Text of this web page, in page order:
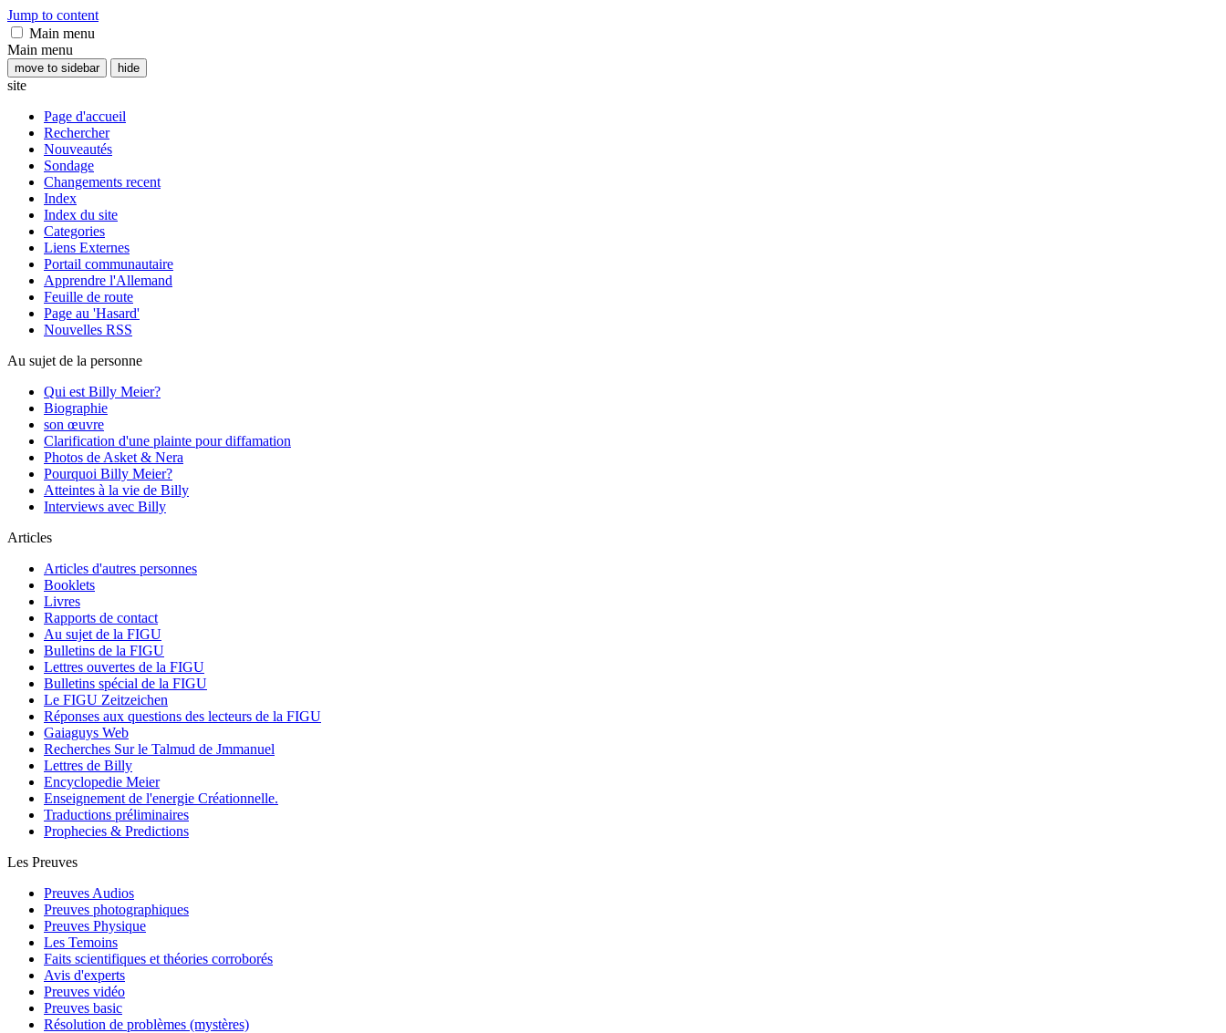
Jump to content
Main menu
Main menu
move to sidebar hide
site
Page d'accueil
Rechercher
Nouveautés
Sondage
Changements recent
Index
Index du site
Categories
Liens Externes
Portail communautaire
Apprendre l'Allemand
Feuille de route
Page au 'Hasard'
Nouvelles RSS
Au sujet de la personne
Qui est Billy Meier?
Biographie
son œuvre
Clarification d'une plainte pour diffamation
Photos de Asket & Nera
Pourquoi Billy Meier?
Atteintes à la vie de Billy
Interviews avec Billy
Articles
Articles d'autres personnes
Booklets
Livres
Rapports de contact
Au sujet de la FIGU
Bulletins de la FIGU
Lettres ouvertes de la FIGU
Bulletins spécial de la FIGU
Le FIGU Zeitzeichen
Réponses aux questions des lecteurs de la FIGU
Gaiaguys Web
Recherches Sur le Talmud de Jmmanuel
Lettres de Billy
Encyclopedie Meier
Enseignement de l'energie Créationnelle.
Traductions préliminaires
Prophecies & Predictions
Les Preuves
Preuves Audios
Preuves photographiques
Preuves Physique
Les Temoins
Faits scientifiques et théories corroborés
Avis d'experts
Preuves vidéo
Preuves basic
Résolution de problèmes (mystères)